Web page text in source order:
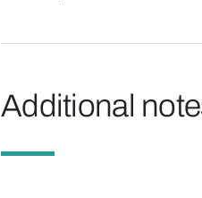
Additional